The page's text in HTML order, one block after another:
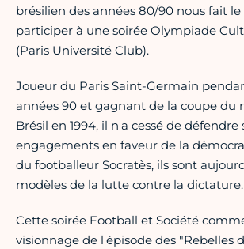
brésilien des années 80/90 nous fait
participer à une soirée Olympiade
(Paris Université Club).
Joueur du Paris Saint-Germain
années 90 et gagnant de la coupe du
Brésil en 1994, il n'a cessé de défendre
engagements en faveur de la
du footballeur Socratès, ils sont
modèles de la lutte contre la dictature.
Cette soirée Football et Société
visionnage de l'épisode des "Rebelles